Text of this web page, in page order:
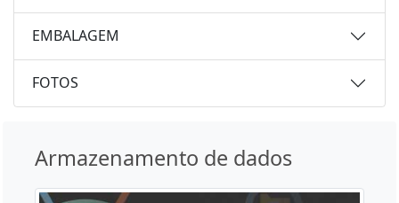
EMBALAGEM
FOTOS
Armazenamento de dados